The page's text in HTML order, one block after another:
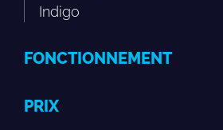
Indigo
FONCTIONNEMENT
PRIX